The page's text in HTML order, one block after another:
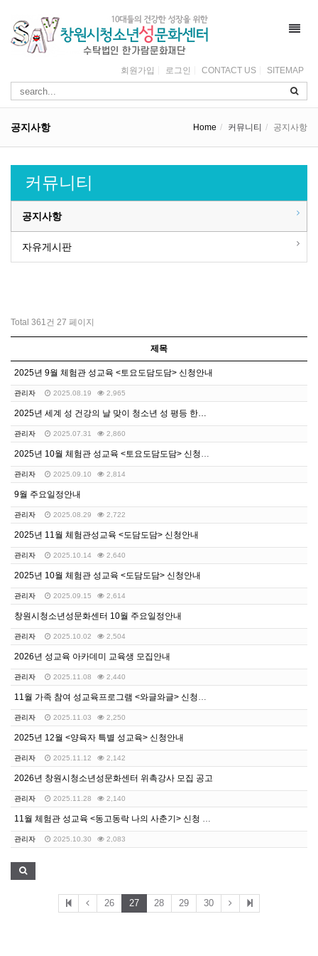
회원가입 로그인 CONTACT US SITEMAP
공지사항 Home 커뮤니티 공지사항
커뮤니티
공지사항
자유게시판
Total 361건 27 페이지
제목
2025년 9월 체험관 성교육 <토요도담도담> 신청안내
관리자 2025.08.19 2,965
2025년 세계 성 건강의 날 맞이 청소년 성 평등 한…
관리자 2025.07.31 2,860
2025년 10월 체험관 성교육 <토요도담도담> 신청안…
관리자 2025.09.10 2,814
9월 주요일정안내
관리자 2025.08.29 2,722
2025년 11월 체험관성교육 <도담도담> 신청안내
관리자 2025.10.14 2,640
2025년 10월 체험관 성교육 <도담도담> 신청안내
관리자 2025.09.15 2,614
창원시청소년성문화센터 10월 주요일정안내
관리자 2025.10.02 2,504
2026년 성교육 아카데미 교육생 모집안내
관리자 2025.11.08 2,440
11월 가족 참여 성교육프로그램 <와글와글> 신청안내
관리자 2025.11.03 2,250
2025년 12월 <양육자 특별 성교육> 신청안내
관리자 2025.11.12 2,142
2026년 창원시청소년성문화센터 위촉강사 모집 공고
관리자 2025.11.28 2,140
11월 체험관 성교육 <동고동락 나의 사춘기> 신청 안…
관리자 2025.10.30 2,083
26 27 28 29 30